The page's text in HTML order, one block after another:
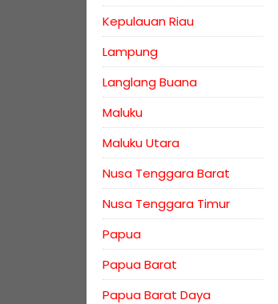
Kepulauan Riau
Lampung
Langlang Buana
Maluku
Maluku Utara
Nusa Tenggara Barat
Nusa Tenggara Timur
Papua
Papua Barat
Papua Barat Daya